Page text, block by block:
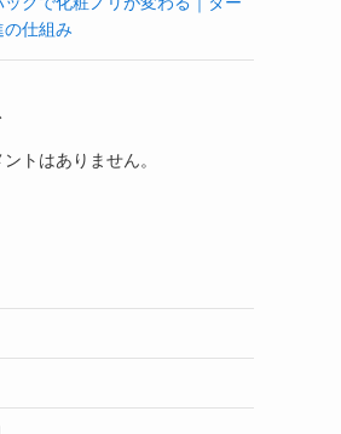
の仕組み
トはありません。